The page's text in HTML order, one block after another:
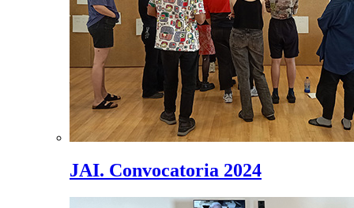
JAI. Convocatoria 2024